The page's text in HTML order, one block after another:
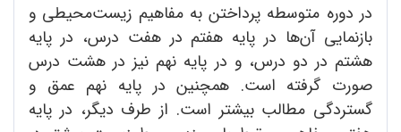
در دوره متوسطه پرداختن به مفاهیم زیست‌محیطی و
بازنمایی آن‌ها در پایه هفتم در هفت درس، در پایه
هشتم در دو درس، و در پایه نهم نیز در هشت درس
صورت گرفته است. همچنین در پایه نهم عمق و
گستردگی مطالب بیشتر است. از طرف دیگر، در پایه